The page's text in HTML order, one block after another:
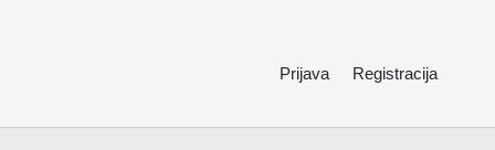
Prijava Registracija